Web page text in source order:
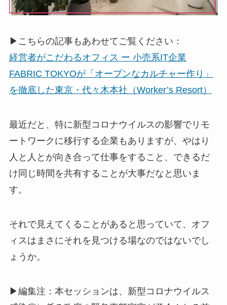
▶こちらの記事もあわせてご覧ください：
経営者がこだわるオフィス ー 小売系IT企業
FABRIC TOKYOが「オープンなカルチャー作り」
を徹底した東京・代々木本社（Worker’s Resort）
最近だと、特に新型コロナウイルスの影響でリモ
ートワークに移行する企業もありますが、やはり
人と人とが向き合って仕事をすること、できるだ
け同じ時間を共有することが大事だなと思いま
す。
それで見えてくることがあると思っていて、オフ
ィスはまさにそれを見つける場なのではないでし
ょうか。
▶編集注：本セッションは、新型コロナウイルス